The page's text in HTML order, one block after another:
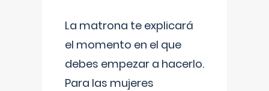
La matrona te explicará
el momento en el que
debes empezar a hacerlo.
Para las mujeres